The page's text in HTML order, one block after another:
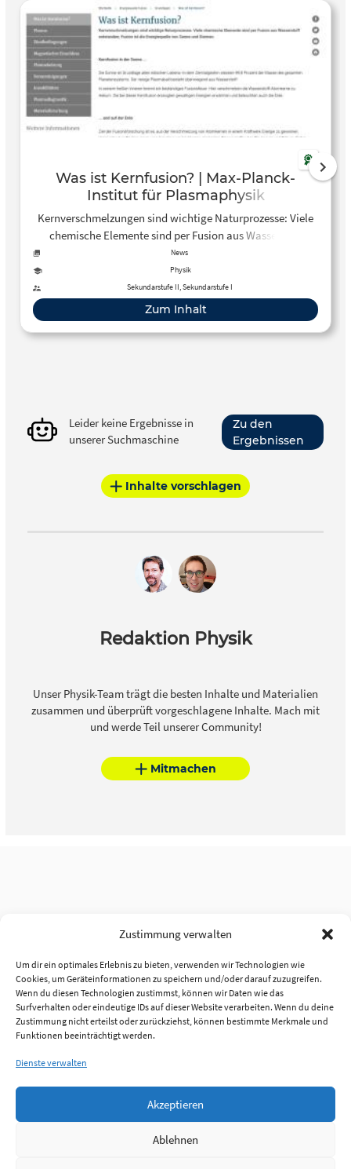
Zustimmung verwalten
Um dir ein optimales Erlebnis zu bieten, verwenden wir Technologien wie
Cookies, um Geräteinformationen zu speichern und/oder darauf zuzugreifen.
Wenn du diesen Technologien zustimmst, können wir Daten wie das
Surfverhalten oder eindeutige IDs auf dieser Website verarbeiten. Wenn du deine
Zustimmung nicht erteilst oder zurückziehst, können bestimmte Merkmale und
Funktionen beeinträchtigt werden.
Dienste verwalten
Akzeptieren
Ablehnen
Was ist Kernfusion? | Max-Planck-
Institut für Plasmaphysik
Kernverschmelzungen sind wichtige Naturprozesse: Viele
chemische Elemente sind per Fusion aus Wasserstoff
entstanden; Fusion ist die Energiequelle von Sonne und
Sternen.
News
Physik
Sekundarstufe II, Sekundarstufe I
Zum Inhalt
Leider keine Ergebnisse in
unserer Suchmaschine
Zu den
Ergebnissen
Inhalte vorschlagen
Redaktion Physik
Unser Physik-Team trägt die besten Inhalte und Materialien
zusammen und überprüft vorgeschlagene Inhalte. Mach mit
und werde Teil unserer Community!
Mitmachen